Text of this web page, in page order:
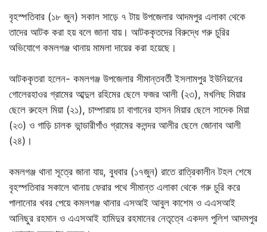
বৃহস্পতিবার (১৮ জুন) সকাল সাড়ে ৭ টায় উপজেলার আদমপুর এলাকা থেকে
তাদের আটক করা হয় বলে জানা যায়। আটককৃতদের বিরুদ্ধে গরু চুরির
অভিযোগে কমলগঞ্জ থানায় মামলা দায়ের করা হয়েছে।
আটককৃতরা হলেন- কমলগঞ্জ উপজেলার সীমান্তবর্তী ইসলামপুর ইউনিয়নের
গোলেরহাওর গ্রামের আব্দুল রহিমের ছেলে ফজর আলী (২৩), মখলিছ মিয়ার
ছেলে রুহেল মিয়া (২১), চাম্পারায় চা বাগানের হাসন মিয়ার ছেলে সাদেক মিয়া
(২৩) ও গাড়ি চালক ভান্ডারীগাঁও গ্রামের কলন্দর আলীর ছেলে জোনাব আলী
(২৪)।
কমলগঞ্জ থানা সূত্রে জানা যায়, বুধবার (১৭জুন) রাতে রাত্রিকালীন টহল শেষে
বৃহস্পতিবার সকালে থানায় ফেরার পথে সীমান্ত এলাকা থেকে গরু চুরি করে
পালানোর খবর পেয়ে কমলগঞ্জ থানার এসআই আবুল কাশেম ও এএসআই
আনিছুর রহমান ও এএসআই হামিদুর রহমানের নেতৃত্বে একদল পুলিশ আদমপুর